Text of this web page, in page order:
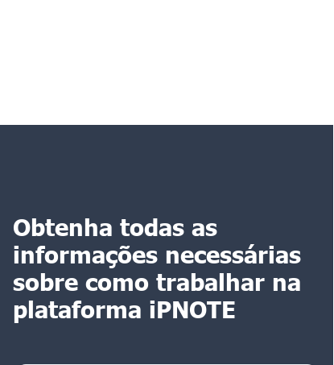
Obtenha todas as
informações necessárias
sobre como trabalhar na
plataforma iPNOTE